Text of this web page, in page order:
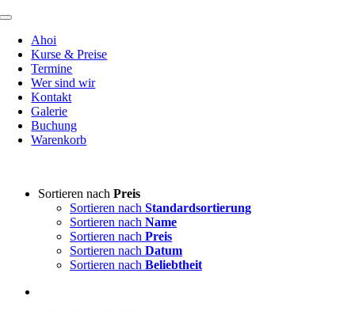
Zum
springen
Toggle
Navigation
Ahoi
Kurse & Preise
Termine
Wer sind wir
Kontakt
Galerie
Buchung
Warenkorb
Sortieren nach Preis
Sortieren nach Standardsortierung
Sortieren nach Name
Sortieren nach Preis
Sortieren nach Datum
Sortieren nach Beliebtheit